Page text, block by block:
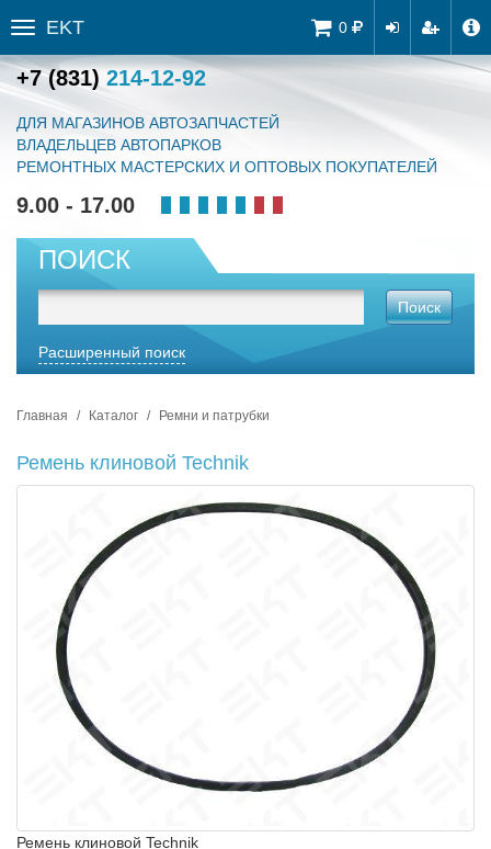
0
Toggle
sidebar
EKT
+7 (831) 214-12-92
ДЛЯ МАГАЗИНОВ АВТОЗАПЧАСТЕЙ
ВЛАДЕЛЬЦЕВ АВТОПАРКОВ
РЕМОНТНЫХ МАСТЕРСКИХ И ОПТОВЫХ ПОКУПАТЕЛЕЙ
9.00 - 17.00
ПОИСК
Поиск
Расширенный поиск
Главная Каталог Ремни и патрубки
Ремень клиновой Technik
Ремень клиновой Technik